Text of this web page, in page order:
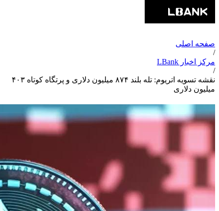
صفحه اصلی
/
مرکز اخبار LBank
/
نقشه تسویه اتریوم: تله بلند ۸۷۴ میلیون دلاری و پرتگاه کوتاه ۴۰۳
میلیون دلاری